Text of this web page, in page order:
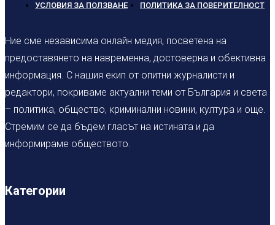
УСЛОВИЯ ЗА ПОЛЗВАНЕ ПОЛИТИКА ЗА ПОВЕРИТЕЛНОСТ
Ние сме независима онлайн медия, посветена на
предоставянето на навременна, достоверна и обективна
информация. С нашия екип от опитни журналисти и
редактори, покриваме актуални теми от България и света
– политика, общество, криминални новини, култура и още.
Стремим се да бъдем гласът на истината и да
информираме обществото.
Категории